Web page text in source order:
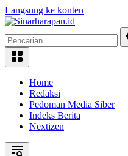
Langsung ke konten
Home
Redaksi
Pedoman Media Siber
Indeks Berita
Nextizen